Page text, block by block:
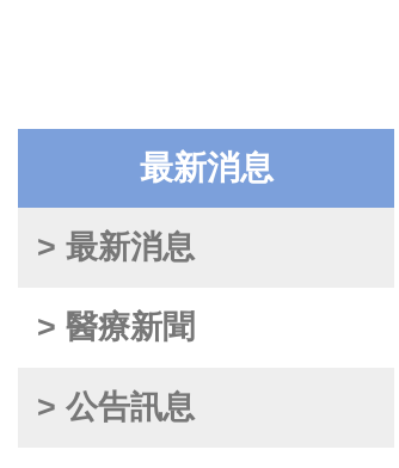
最新消息
> 最新消息
> 醫療新聞
> 公告訊息